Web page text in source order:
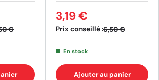
€ Prix conseillé :6,50 €
3,19 €
En stock
Ajouter au panier